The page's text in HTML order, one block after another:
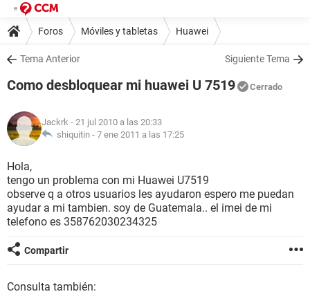
Foros Móviles y tabletas Huawei
Tema Anterior Siguiente Tema
Como desbloquear mi huawei U 7519 Cerrado
Jackrk - 21 jul 2010 a las 20:33
shiquitin - 7 ene 2011 a las 17:25
Hola,
tengo un problema con mi Huawei U7519
observe q a otros usuarios les ayudaron espero me puedan
ayudar a mi tambien. soy de Guatemala.. el imei de mi
telefono es 358762030234325
Compartir
Consulta también: